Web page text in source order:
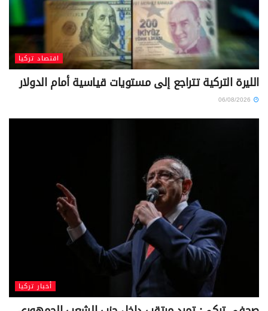
اقتصاد تركيا
الليرة التركية تتراجع إلى مستويات قياسية أمام الدولار
أخبار تركيا